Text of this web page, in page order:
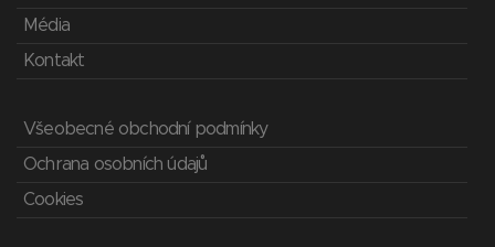
Média
Kontakt
Všeobecné obchodní podmínky
Ochrana osobních údajů
Cookies